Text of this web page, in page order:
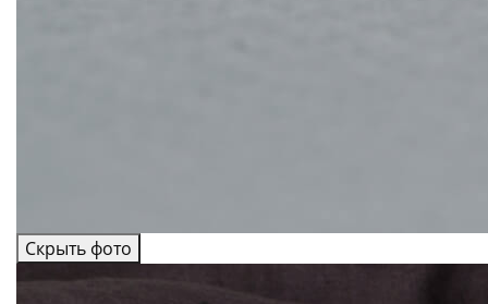
Скрыть фото